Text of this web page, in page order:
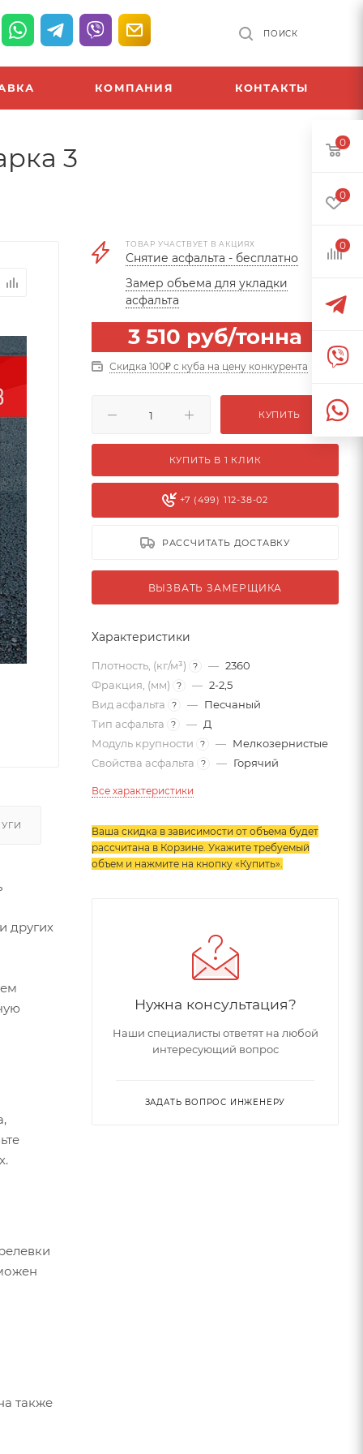
ПОИСК
КОМПАНИЯ КОНТАКТЫ
3
других
также
ТОВАР УЧАСТВУЕТ В АКЦИЯХ
Снятие асфальта - бесплатно
Замер объема для укладки
асфальта
3 510 руб/тонна
Скидка 100₽ с куба на цену конкурента
КУПИТЬ
КУПИТЬ В 1 КЛИК
+7 (499) 112-38-02
РАССЧИТАТЬ ДОСТАВКУ
ВЫЗВАТЬ ЗАМЕРЩИКА
Характеристики
Плотность, (кг/м³) ? — 2360
Фракция, (мм)
? — 2-2,5
Вид асфальта
? — Песчаный
Тип асфальта
? — Д
Модуль крупности
? — Мелкозернистые
Свойства асфальта
? — Горячий
Все характеристики
Ваша скидка в зависимости от объема будет
рассчитана в Корзине. Укажите требуемый
объем и нажмите на кнопку «Купить».
Нужна консультация?
Наши специалисты ответят на любой
интересующий вопрос
ЗАДАТЬ ВОПРОС ИНЖЕНЕРУ
0
0
0